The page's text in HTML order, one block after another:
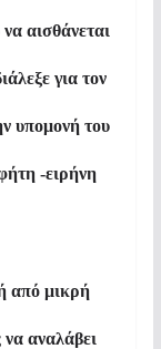
αισθάνεται
για τον
υπομονή του
-ειρήνη
από μικρή
αναλάβει